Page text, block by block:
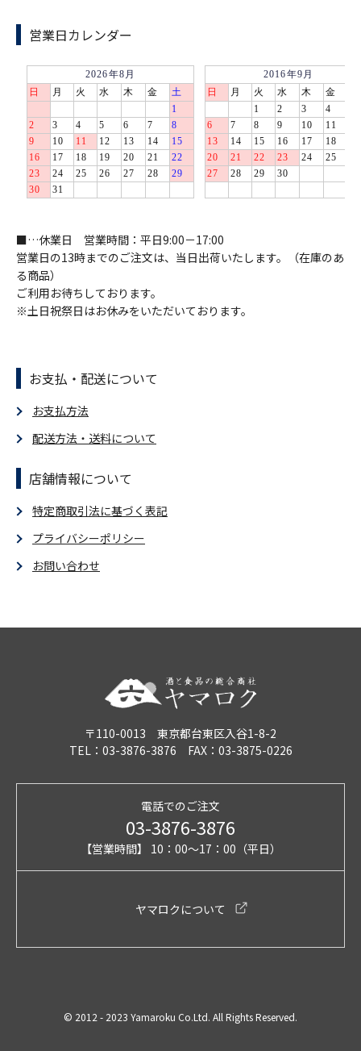
営業日カレンダー
■…休業日 営業時間：平日9:00－17:00
営業日の13時までのご注文は、当日出荷いたします。（在庫のあ
る商品）
ご利用お待ちしております。
※土日祝祭日はお休みをいただいております。
お支払・配送について
お支払方法
配送方法・送料について
店舗情報について
特定商取引法に基づく表記
プライバシーポリシー
お問い合わせ
〒110-0013 東京都台東区入谷1-8-2
TEL：03-3876-3876 FAX：03-3875-0226
電話でのご注文
03-3876-3876
【営業時間】 10：00～17：00（平日）
ヤマロクについて
© 2012 - 2023 Yamaroku Co.Ltd. All Rights Reserved.